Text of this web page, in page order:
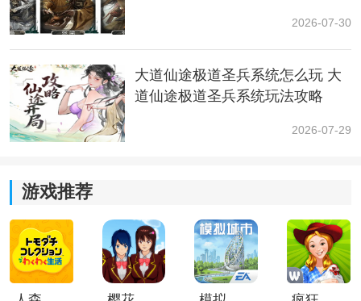
在HUD布局里选择显示的位置，以及勾选上“每秒帧数”。
然后切换到游戏内就可以看到了。按Alt+R组合键就可以
快捷开关隐藏。
方法三、CS2自带的FPS帧数显示
2026-07-30
大道仙途极道圣兵系统怎么玩 大
道仙途极道圣兵系统玩法攻略
2026-07-29
游戏推荐